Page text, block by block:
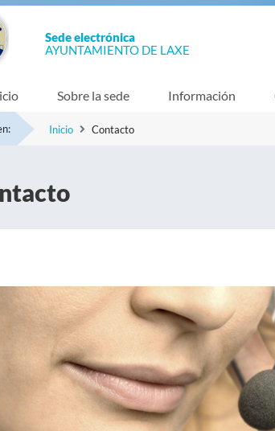
Sede electrónica
AYUNTAMIENTO DE LAXE
Sobre la sede Información
Inicio Contacto